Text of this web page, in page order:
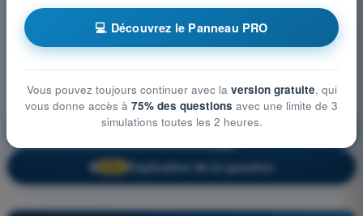
Préparation et suivi du vol S'entraîner !
🔒 Explication de la question
💻 Découvrez le Panneau PRO
Vous pouvez toujours continuer avec la version gratuite, qui
vous donne accès à 75% des questions avec une limite de 3
simulations toutes les 2 heures.